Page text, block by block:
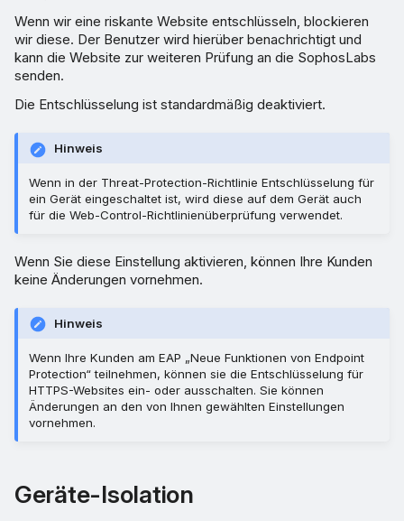
Wenn wir eine riskante Website entschlüsseln, blockieren
wir diese. Der Benutzer wird hierüber benachrichtigt und
kann die Website zur weiteren Prüfung an die SophosLabs
senden.
Die Entschlüsselung ist standardmäßig deaktiviert.
Hinweis
Wenn in der Threat-Protection-Richtlinie Entschlüsselung für
ein Gerät eingeschaltet ist, wird diese auf dem Gerät auch
für die Web-Control-Richtlinienüberprüfung verwendet.
Wenn Sie diese Einstellung aktivieren, können Ihre Kunden
keine Änderungen vornehmen.
Hinweis
Wenn Ihre Kunden am EAP „Neue Funktionen von Endpoint
Protection“ teilnehmen, können sie die Entschlüsselung für
HTTPS-Websites ein- oder ausschalten. Sie können
Änderungen an den von Ihnen gewählten Einstellungen
vornehmen.
Geräte-Isolation